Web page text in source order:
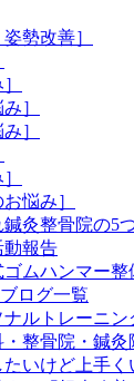
勢改善］
］
］
悩み］
鍼灸整骨院の5
動報告
ムハンマー
ログ一覧
ルトレーニン
・整骨院・鍼
たいけど上手